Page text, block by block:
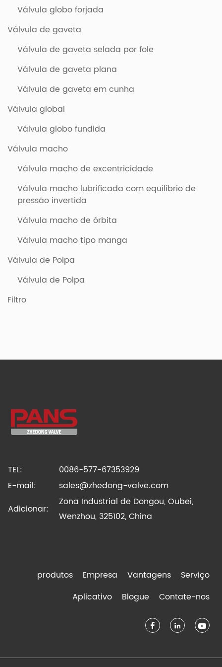
Válvula globo forjada
Válvula de gaveta
Válvula de gaveta selada por fole
Válvula de gaveta plana
Válvula de gaveta em cunha
Válvula global
Válvula globo fundida
Válvula macho
Válvula macho de excentricidade
Válvula macho lubrificada com equilíbrio de
pressão invertida
Válvula macho de órbita
Válvula macho tipo manga
Válvula de Polpa
Válvula de Polpa
Filtro
TEL:
0086-577-67353929
E-mail:
sales@zhedong-valve.com
Adicionar:
Zona Industrial de Dongou, Oubei,
Wenzhou, 325102, China
produtos Empresa Vantagens
Serviço
Aplicativo
Blogue Contate-nos